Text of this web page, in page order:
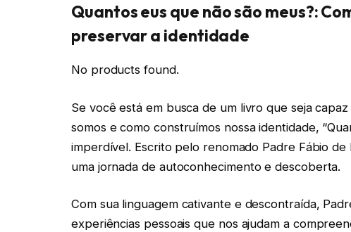
Quantos eus que não são meus?:
preservar a identidade
No products found.
Se você está em busca de um livro que seja
somos e como construímos nossa identidade,
imperdível. Escrito pelo renomado Padre Fábio
uma jornada de autoconhecimento e descoberta.
Com sua linguagem cativante e descontraída,
experiências pessoais que nos ajudam a